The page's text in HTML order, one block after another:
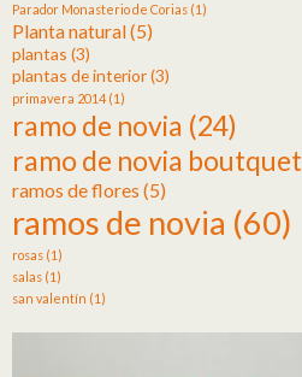
Parador Monasterio de Corias (1)
Planta natural(5)
plantas (3)
plantas de interior(3)
primavera 2014(1)
ramo de novia (24)
ramo de novia boutquet
ramos de flores (5)
ramos de novia (60)
rosas (1)
salas (1)
san valentín (1)